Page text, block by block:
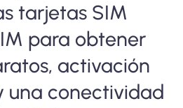
tarjetas SIM
para obtener
activación
una conectividad